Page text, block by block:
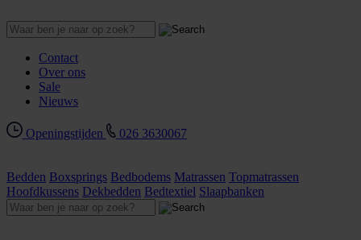
Contact
Over ons
Sale
Nieuws
Openingstijden 026 3630067
Bedden Boxsprings Bedbodems Matrassen Topmatrassen
Hoofdkussens Dekbedden Bedtextiel Slaapbanken